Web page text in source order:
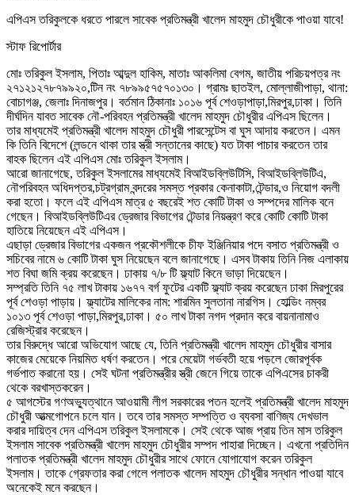
এপিএস তরিকুলকে ধরতে পারলে সাবেক প্রতিমন্ত্রী খালেদ মাহমুদ চৌধুরীকে পাওয়া যাবে!
স্টাফ রিপোর্টার
মোঃ তরিকুল ইসলাম, পিতাঃ আব্দুল হাকিম, মাতাঃ আকলিমা বেগম, জাতীয় পরিচয়পত্র নং
২৭১২১২৭৮৭৯৯২০,টিন নং ৭৮৯৯৫৭৫৭০১৩০। গ্রামঃ ছাতইল, মোল্লাজীপাড়া, থানা:
বোচাগঞ্জ, জেলাঃ দিনাজপুর। বর্তমান ঠিকানাঃ ১০১৬ পূর্ব শেওড়াপাড়া,মিরপুর,ঢাকা। তিনি
দীর্ঘদিন যাবত সাবেক নৌ-পরিবহন প্রতিমন্ত্রী খালেদ মাহমুদ চৌধুরীর এপিএস ছিলেন।
তার মাধ্যমেই প্রতিমন্ত্রী খালেদ মাহমুদ চৌধুরী পারসেন্টেস বা ঘুস আদায় করতেন। এমন
কি তিনি বিদেশে (লন্ডনে থাকা তার স্ত্রী সন্তানের কাছে) যত টাকা পাচার করতেন তার
বাহক ছিলেন এই এপিএস মোঃ তরিকুল ইসলাম।
আরো জানাগেছে, তরিকুল ইসলামের মাধ্যমেই বিআইডব্লিউটিসি, বিআইডব্লিউটিএ,
নৌপরিবহন অধিদপ্তর,চট্রগ্রাম বন্দরের সমস্ত প্রকার কেনাকাটা,টেন্ডার,ও নিয়োগ বদলী
করা হতো। ফলে এই এপিএস মাত্র ৫ বছরেই শত কোটি টাকা ও সম্পদের মালিক বনে
গেছেন। বিআইডব্লিউটিএর ড্রেজার বিভাগের টেন্ডার নিয়ন্ত্রণ করে কোটি কোটি টাকা
হাতিয়ে নিয়েছেন এই এপিএস।
এছাড়া ড্রেজার বিভাগের একজন প্রকৌশলীকে চীফ ইঞ্জিনিয়ার পদে বসাত প্রতিমন্ত্রী ও
সচিবের নামে ৬ কোটি টাকা ঘুস নিয়েছেন বলে জানাগেছে। এসব টাকায় তিনি নিজ এলাকায়
শত বিঘা জমি ক্রয় করেছেন। ঢাকায় ৭/৮ টি ফ্ল্যাট কিনে ভাড়া দিয়েছেন।
সম্প্রতি তিনি ৭৫ লাখ টাকায় ১৬৭৭ বর্গ ফুটের একটি ফ্ল্যাট ক্রয় করেছেন ঢাকা মিরপুরের
পূর্ব শেওড়া পাড়ায়। ফ্ল্যাটের মালিকের নাম: শারমিন সুলতানা নারগিস। হোল্ডিং নম্বর
১০১৩ পূর্ব শেওড়া পাড়া,মিরপুর,ঢাকা। ৫০ লাখ টাকা নগদ প্রদান করে বায়নানামাও
রেজিস্ট্রার করেছেন।
তার বিরুদ্ধে আরো অভিযোগ আছে যে, তিনি প্রতিমন্ত্রী খালেদ মাহমুদ চৌধুরীর বাসার
কাজের মেয়েকে নিয়মিত ধর্ষণ করতেন। পরে মেয়েটা গর্ভবতী হয়ে পড়লে জোরপূর্বক
গর্ভপাত করানো হয়। সেই ঘটনা প্রতিমন্ত্রীর স্ত্রী জেনে গিয়ে তাকে এপিএসের চাকরী
থেকে বরখাস্তকরেন।
৫ আগস্টের গণঅভ্যুত্থানে আওয়ামী লীগ সরকারের পতন হলেই প্রতিমন্ত্রী খালেদ মাহমুদ
চৌধুরী আত্মগোপনে চলে যান। তবে তার সমস্ত সম্পত্তি ও ব্যবসা বাণিজ্য দেখভাল
করার দায়িত্ব দেন এপিএস তরিকুল ইসলামকে। সেই থেকে আজ প্রায় তিন মাস তরিকুল
ইসলাম সাবেক প্রতিমন্ত্রী খালেদ মাহমুদ চৌধুরীর সম্পদ পাহারা দিচ্ছেন। এখনো প্রতিদিন
পলাতক প্রতিমন্ত্রী খালেদ মাহমুদ চৌধুরীর সাথে ফোনে যোগাযোগ করেন তরিকুল
ইসলাম। তাকে গ্রেফতার করা গেলে পলাতক খালেদ মাহমুদ চৌধুরীর সন্ধান পাওয়া যাবে
অনেকেই মনে করছেন।